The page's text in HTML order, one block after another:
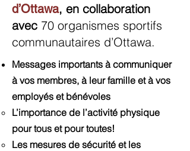
d’Ottawa, en collaboration
avec 70 organismes sportifs
communautaires d’Ottawa.
Messages importants à communiquer
à vos membres, à leur famille et à vos
employés et bénévoles
L’importance de l’activité physique
pour tous et pour toutes!
Les mesures de sécurité et les